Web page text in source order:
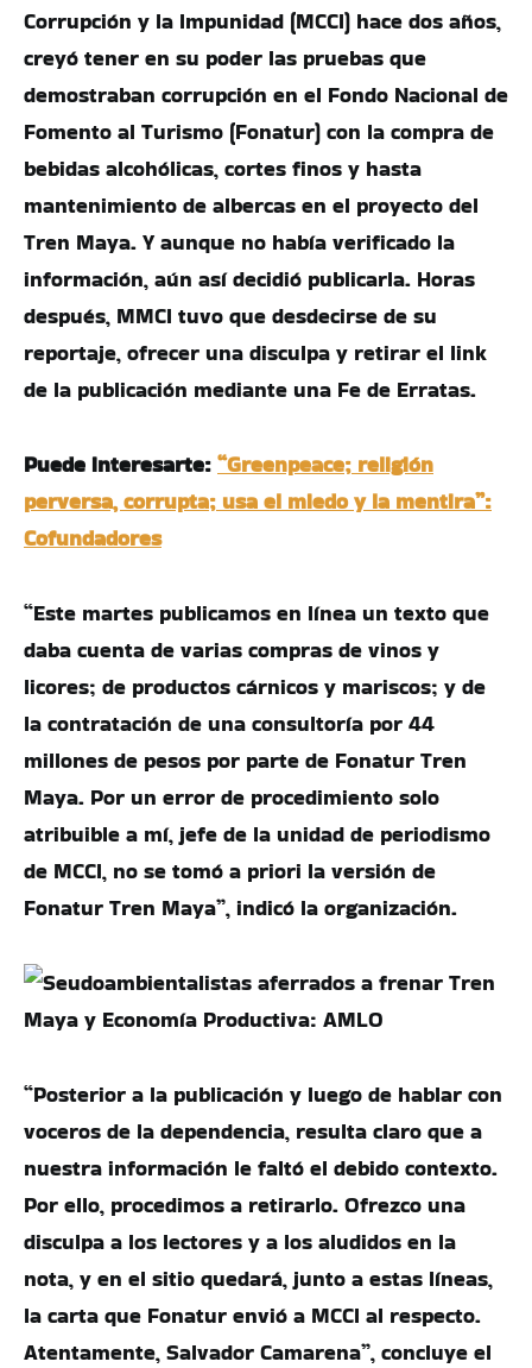
Corrupción y la Impunidad (MCCI) hace dos años,
creyó tener en su poder las pruebas que
demostraban corrupción en el Fondo Nacional de
Fomento al Turismo (Fonatur) con la compra de
bebidas alcohólicas, cortes finos y hasta
mantenimiento de albercas en el proyecto del
Tren Maya. Y aunque no había verificado la
información, aún así decidió publicarla. Horas
después, MMCI tuvo que desdecirse de su
reportaje, ofrecer una disculpa y retirar el link
de la publicación mediante una Fe de Erratas.
Puede interesarte: “Greenpeace; religión
perversa, corrupta; usa el miedo y la mentira”:
Cofundadores
“Este martes publicamos en línea un texto que
daba cuenta de varias compras de vinos y
licores; de productos cárnicos y mariscos; y de
la contratación de una consultoría por 44
millones de pesos por parte de Fonatur Tren
Maya. Por un error de procedimiento solo
atribuible a mí, jefe de la unidad de periodismo
de MCCI, no se tomó a priori la versión de
Fonatur Tren Maya”, indicó la organización.
“Posterior a la publicación y luego de hablar con
voceros de la dependencia, resulta claro que a
nuestra información le faltó el debido contexto.
Por ello, procedimos a retirarlo. Ofrezco una
disculpa a los lectores y a los aludidos en la
nota, y en el sitio quedará, junto a estas líneas,
la carta que Fonatur envió a MCCI al respecto.
Atentamente, Salvador Camarena”, concluye el